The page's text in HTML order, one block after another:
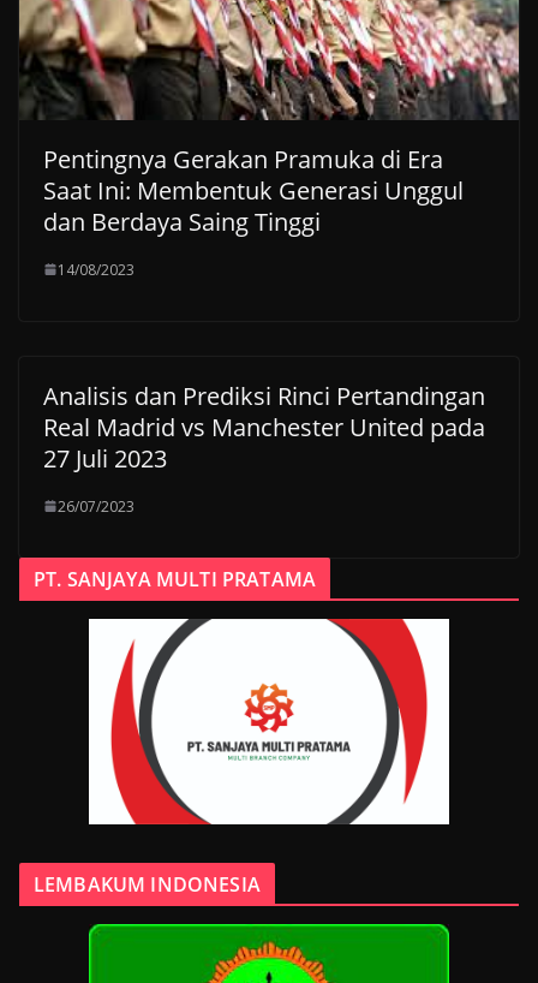
Pentingnya Gerakan Pramuka di Era
Saat Ini: Membentuk Generasi Unggul
dan Berdaya Saing Tinggi
14/08/2023
Analisis dan Prediksi Rinci Pertandingan
Real Madrid vs Manchester United pada
27 Juli 2023
26/07/2023
PT. SANJAYA MULTI PRATAMA
LEMBAKUM INDONESIA